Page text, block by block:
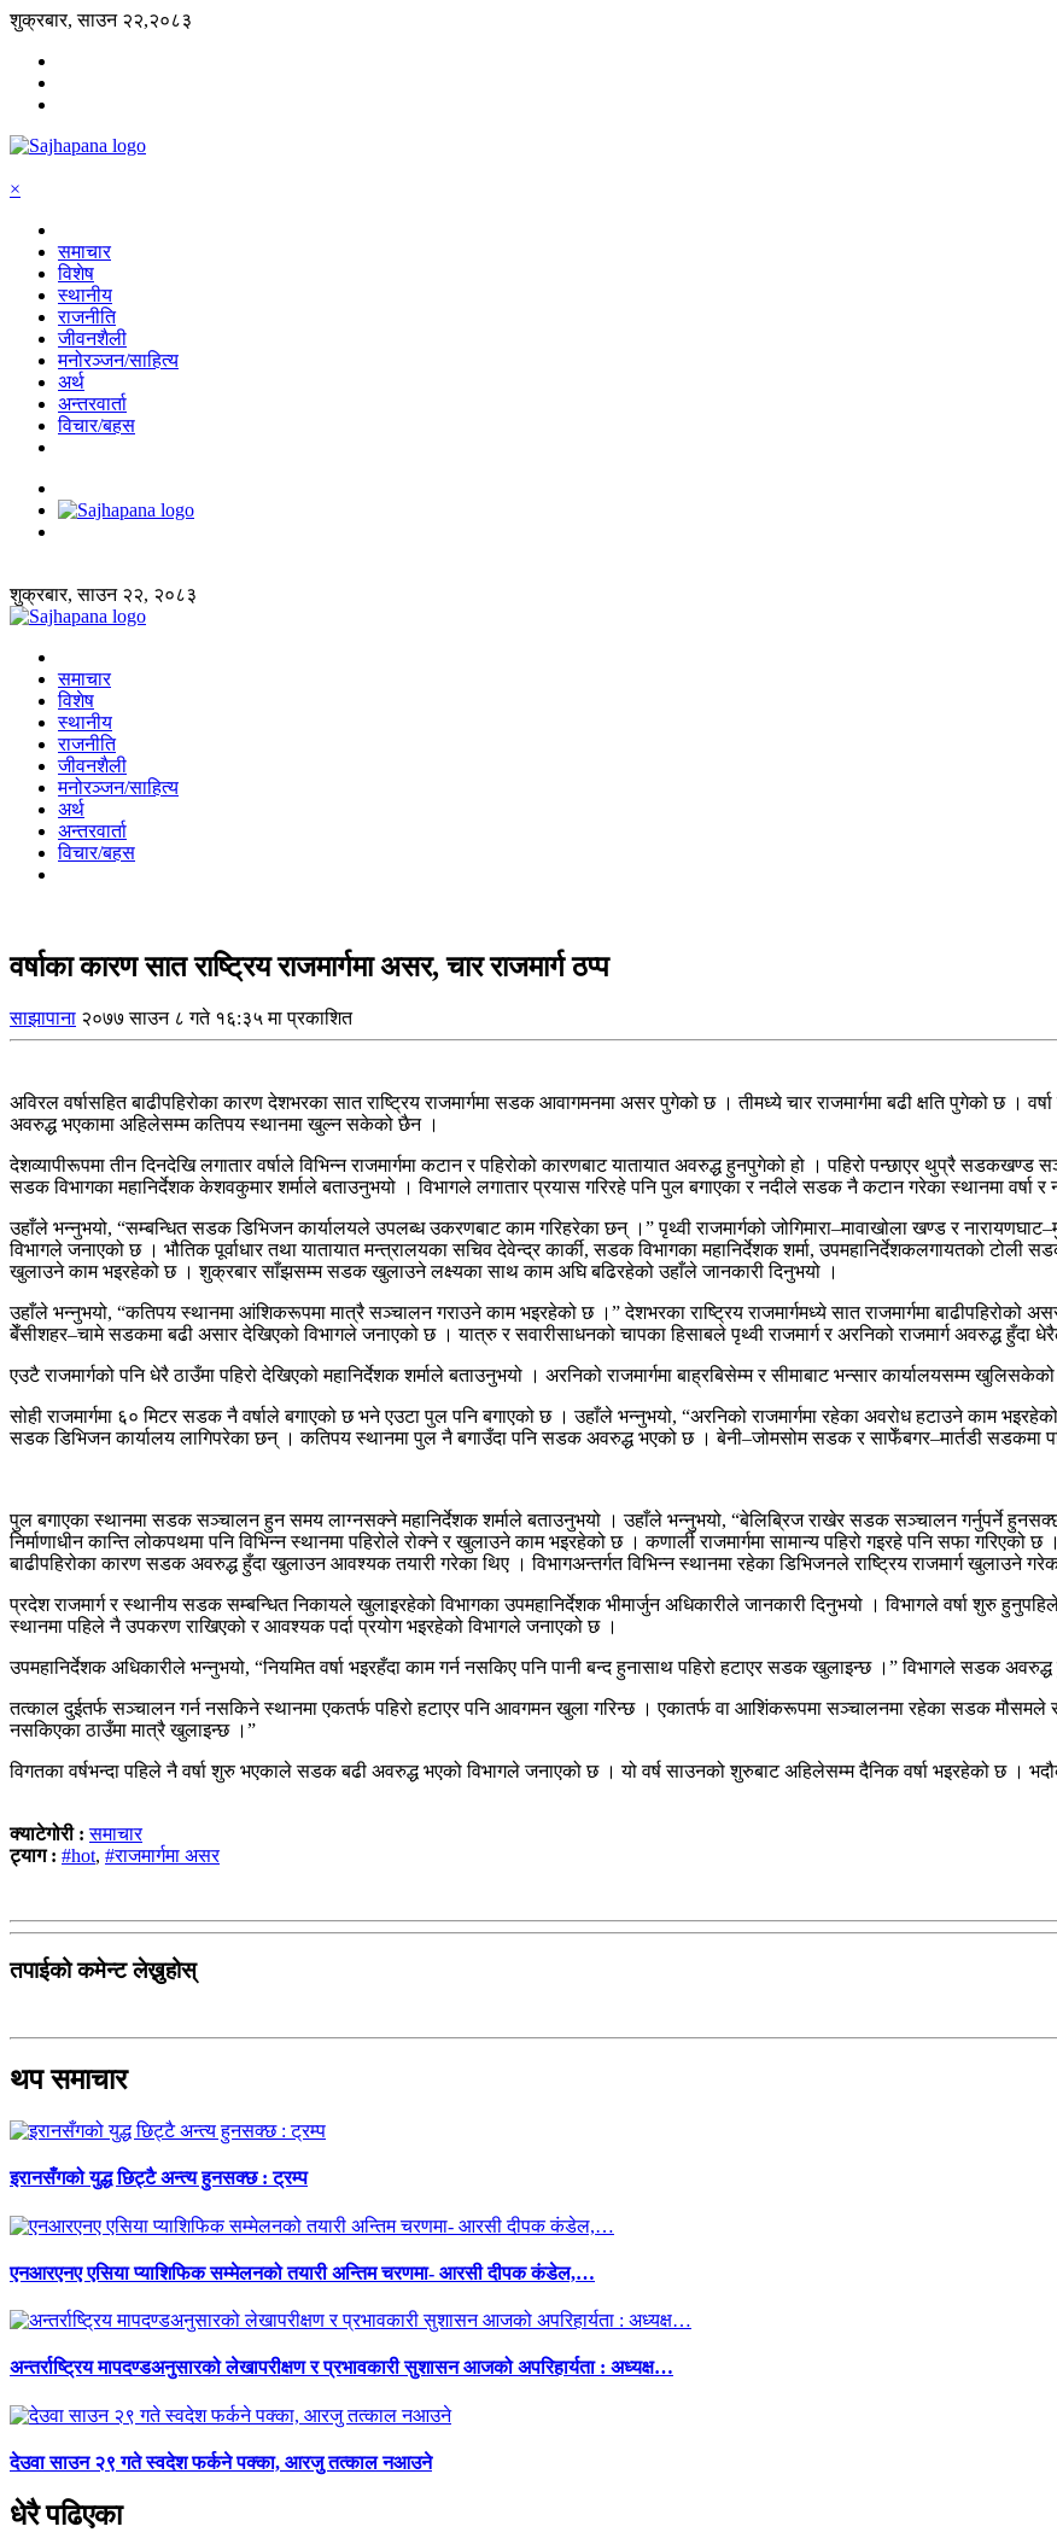
शुक्रबार, साउन २२,२०८३
×
समाचार
विशेष
स्थानीय
राजनीति
जीवनशैली
मनोरञ्जन/साहित्य
अर्थ
अन्तरवार्ता
विचार/बहस
शुक्रबार, साउन २२, २०८३
समाचार
विशेष
स्थानीय
राजनीति
जीवनशैली
मनोरञ्जन/साहित्य
अर्थ
अन्तरवार्ता
विचार/बहस
वर्षाका कारण सात राष्ट्रिय राजमार्गमा असर, चार राजमार्ग ठप्प
साझापाना २०७७ साउन ८ गते १६:३५ मा प्रकाशित
अविरल वर्षासहित बाढीपहिरोका कारण देशभरका सात राष्ट्रिय राजमार्गमा सडक आवागमनमा असर पुगेको छ । तीमध्ये चार राजमार्गमा बढी क्षति पुगेको छ ।
अवरुद्ध भएकामा अहिलेसम्म कतिपय स्थानमा खुल्न सकेको छैन ।
देशव्यापीरूपमा तीन दिनदेखि लगातार वर्षाले विभिन्न राजमार्गमा कटान र पहिरोको कारणबाट यातायात अवरुद्ध हुनपुगेको हो । पहिरो पन्छाएर थुप्रै
सडक विभागका महानिर्देशक केशवकुमार शर्माले बताउनुभयो । विभागले लगातार प्रयास गरिरहे पनि पुल बगाएका र नदीले सडक नै कटान गरेका स्थानमा
उहाँले भन्नुभयो, “सम्बन्धित सडक डिभिजन कार्यालयले उपलब्ध उकरणबाट काम गरिहरेका छन् ।” पृथ्वी राजमार्गको जोगिमारा–मावाखोला खण्ड र
विभागले जनाएको छ । भौतिक पूर्वाधार तथा यातायात मन्त्रालयका सचिव देवेन्द्र कार्की, सडक विभागका महानिर्देशक शर्मा, उपमहानिर्देशकलगायतको
खुलाउने काम भइरहेको छ । शुक्रबार साँझसम्म सडक खुलाउने लक्ष्यका साथ काम अघि बढिरहेको उहाँले जानकारी दिनुभयो ।
उहाँले भन्नुभयो, “कतिपय स्थानमा आंशिकरूपमा मात्रै सञ्चालन गराउने काम भइरहेको छ ।” देशभरका राष्ट्रिय राजमार्गमध्ये सात राजमार्गमा बाढीपहिरोको
बेँसीशहर–चामे सडकमा बढी असार देखिएको विभागले जनाएको छ । यात्रु र सवारीसाधनको चापका हिसाबले पृथ्वी राजमार्ग र अरनिको राजमार्ग अवरुद्ध हुँदा
एउटै राजमार्गको पनि धेरै ठाउँमा पहिरो देखिएको महानिर्देशक शर्माले बताउनुभयो । अरनिको राजमार्गमा बाह्रबिसेम्म र सीमाबाट भन्सार कार्यालयसम्म
सोही राजमार्गमा ६० मिटर सडक नै वर्षाले बगाएको छ भने एउटा पुल पनि बगाएको छ । उहाँले भन्नुभयो, “अरनिको राजमार्गमा रहेका अवरोध हटाउने काम
सडक डिभिजन कार्यालय लागिपरेका छन् । कतिपय स्थानमा पुल नै बगाउँदा पनि सडक अवरुद्ध भएको छ । बेनी–जोमसोम सडक र साफेँबगर–मार्तडी सडकमा
पुल बगाएका स्थानमा सडक सञ्चालन हुन समय लाग्नसक्ने महानिर्देशक शर्माले बताउनुभयो । उहाँले भन्नुभयो, “बेलिब्रिज राखेर सडक सञ्चालन गर्नुपर्ने
निर्माणाधीन कान्ति लोकपथमा पनि विभिन्न स्थानमा पहिरोले रोक्ने र खुलाउने काम भइरहेको छ । कणार्ली राजमार्गमा सामान्य पहिरो गइरहे पनि सफा
बाढीपहिरोका कारण सडक अवरुद्ध हुँदा खुलाउन आवश्यक तयारी गरेका थिए । विभागअन्तर्गत विभिन्न स्थानमा रहेका डिभिजनले राष्ट्रिय राजमार्ग खुलाउने
प्रदेश राजमार्ग र स्थानीय सडक सम्बन्धित निकायले खुलाइरहेको विभागका उपमहानिर्देशक भीमार्जुन अधिकारीले जानकारी दिनुभयो । विभागले वर्षा शुरु
स्थानमा पहिले नै उपकरण राखिएको र आवश्यक पर्दा प्रयोग भइरहेको विभागले जनाएको छ ।
उपमहानिर्देशक अधिकारीले भन्नुभयो, “नियमित वर्षा भइरहँदा काम गर्न नसकिए पनि पानी बन्द हुनासाथ पहिरो हटाएर सडक खुलाइन्छ ।” विभागले सडक
तत्काल दुईतर्फ सञ्चालन गर्न नसकिने स्थानमा एकतर्फ पहिरो हटाएर पनि आवगमन खुला गरिन्छ । एकातर्फ वा आशिंकरूपमा सञ्चालनमा रहेका सडक
नसकिएका ठाउँमा मात्रै खुलाइन्छ ।”
विगतका वर्षभन्दा पहिले नै वर्षा शुरु भएकाले सडक बढी अवरुद्ध भएको विभागले जनाएको छ । यो वर्ष साउनको शुरुबाट अहिलेसम्म दैनिक वर्षा भइरहेको छ ।
क्याटेगोरी :समाचार
ट्याग : #hot, #राजमार्गमा असर
तपाईको कमेन्ट लेख्नुहोस्
थप समाचार
इरानसँगको युद्ध छिट्टै अन्त्य हुनसक्छ : ट्रम्प
एनआरएनए एसिया प्याशिफिक सम्मेलनको तयारी अन्तिम चरणमा- आरसी दीपक कंडेल,…
अन्तर्राष्ट्रिय मापदण्डअनुसारको लेखापरीक्षण र प्रभावकारी सुशासन आजको अपरिहार्यता : अध्यक्ष…
देउवा साउन २९ गते स्वदेश फर्कने पक्का, आरजु तत्काल नआउने
धेरै पढिएका